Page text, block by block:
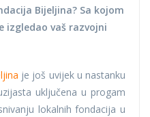
Bijeljina? Sa kojom
izgledao vaš razvojni
je još uvijek u nastanku
uključena u progam
lokalnih fondacija u